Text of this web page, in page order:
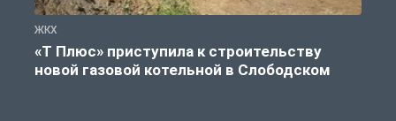
ЖКХ
«Т Плюс» приступила к строительству
новой газовой котельной в Слободском